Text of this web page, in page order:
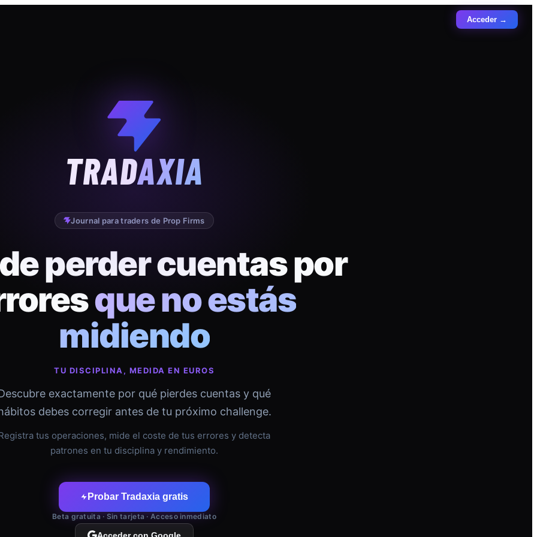
Acceder →
TRADAXIA
Journal para traders de Prop Firms
perder cuentas por
que no estás
midiendo
TU DISCIPLINA, MEDIDA EN EUROS
exactamente por qué pierdes cuentas y qué
debes corregir antes de tu próximo challenge.
tus operaciones, mide el coste de tus errores y detecta
patrones en tu disciplina y rendimiento.
Probar Tradaxia gratis
Beta gratuita · Sin tarjeta · Acceso inmediato